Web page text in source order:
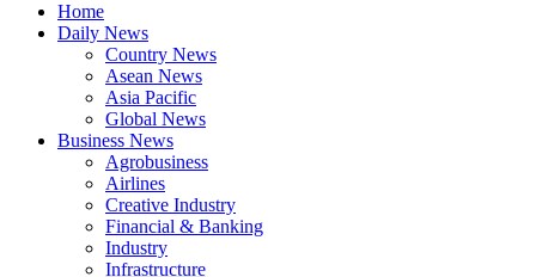
Home
Daily News
Country News
Asean News
Asia Pacific
Global News
Business News
Agrobusiness
Airlines
Creative Industry
Financial & Banking
Industry
Infrastructure